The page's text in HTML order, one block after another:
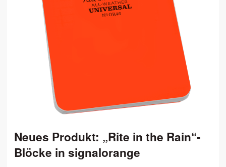
Neues Produkt: „Rite in the Rain“-
Blöcke in signalorange